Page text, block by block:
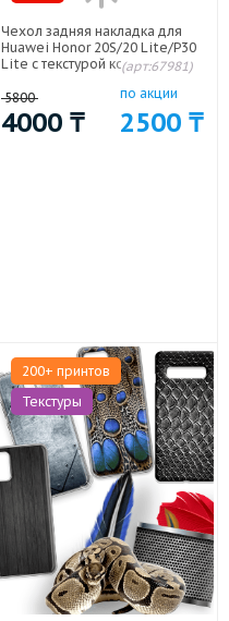
Чехол задняя накладка для
Huawei Honor 20S/20 Lite/P30
Lite с текстурой кожи(арт:67981)
5800
4000 ₸
по акции
2500 ₸
200+ принтов
Текстуры